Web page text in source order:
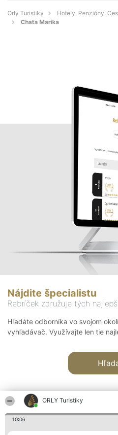
ORLY Turistiky
10:06
Orly Turistiky
Hotely, Penzióny,
Chata Marika
Nájdite špecialistu
Rebríček združuje tých
Hľadáte odborníka vo svojom
vyhľadávač. Využívajte len tie